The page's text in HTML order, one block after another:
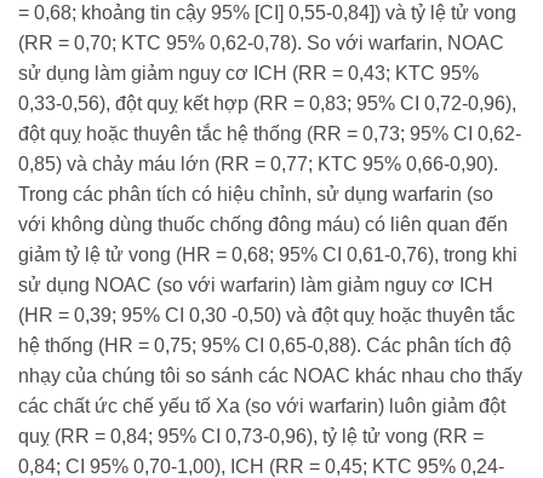
= 0,68; khoảng tin cậy 95% [CI] 0,55-0,84]) và tỷ lệ tử vong
(RR = 0,70; KTC 95% 0,62-0,78). So với warfarin, NOAC
sử dụng làm giảm nguy cơ ICH (RR = 0,43; KTC 95%
0,33-0,56), đột quỵ kết hợp (RR = 0,83; 95% CI 0,72-0,96),
đột quỵ hoặc thuyên tắc hệ thống (RR = 0,73; 95% CI 0,62-
0,85) và chảy máu lớn (RR = 0,77; KTC 95% 0,66-0,90).
Trong các phân tích có hiệu chỉnh, sử dụng warfarin (so
với không dùng thuốc chống đông máu) có liên quan đến
giảm tỷ lệ tử vong (HR = 0,68; 95% CI 0,61-0,76), trong khi
sử dụng NOAC (so với warfarin) làm giảm nguy cơ ICH
(HR = 0,39; 95% CI 0,30 -0,50) và đột quỵ hoặc thuyên tắc
hệ thống (HR = 0,75; 95% CI 0,65-0,88). Các phân tích độ
nhạy của chúng tôi so sánh các NOAC khác nhau cho thấy
các chất ức chế yếu tố Xa (so với warfarin) luôn giảm đột
quỵ (RR = 0,84; 95% CI 0,73-0,96), tỷ lệ tử vong (RR =
0,84; CI 95% 0,70-1,00), ICH (RR = 0,45; KTC 95% 0,24-